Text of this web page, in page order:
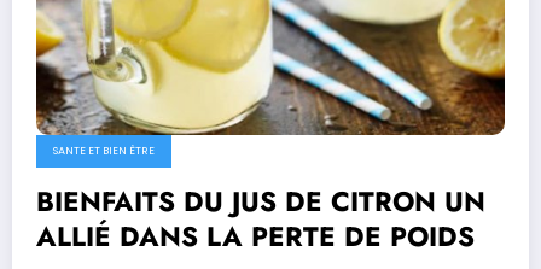
SANTE ET BIEN ÊTRE
BIENFAITS DU JUS DE CITRON UN
ALLIÉ DANS LA PERTE DE POIDS